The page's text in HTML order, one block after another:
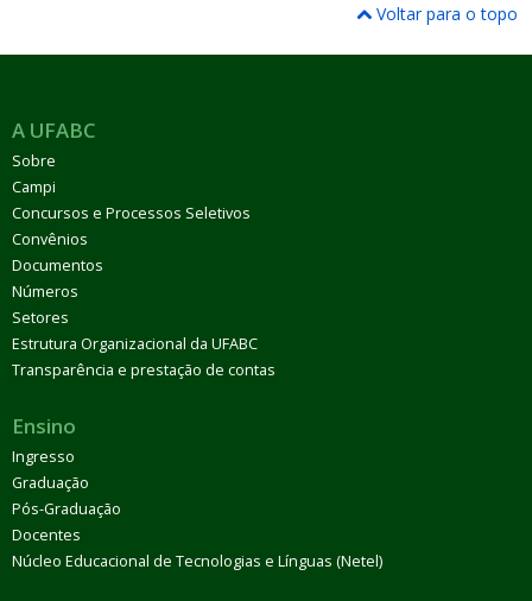
Voltar para o topo
A UFABC
Sobre
Campi
Concursos e Processos Seletivos
Convênios
Documentos
Números
Setores
Estrutura Organizacional da UFABC
Transparência e prestação de contas
Ensino
Ingresso
Graduação
Pós-Graduação
Docentes
Núcleo Educacional de Tecnologias e Línguas (Netel)